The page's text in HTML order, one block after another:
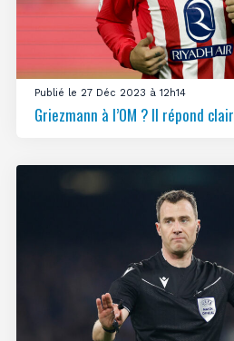
Publié le 27 Déc 2023 à 12h14
Griezmann à l’OM ? Il répond